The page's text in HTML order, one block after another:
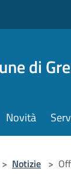
di
Novità
> Notizie >